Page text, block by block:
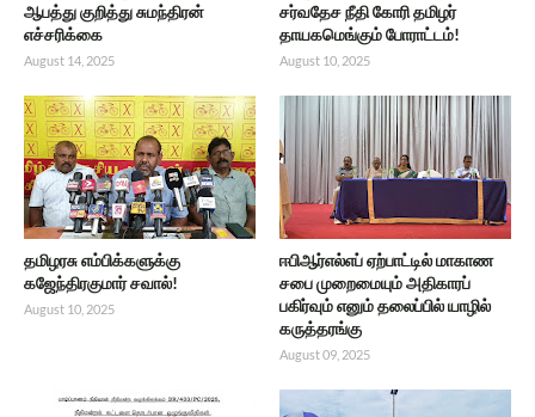
ஆபத்து குறித்து சுமந்திரன்
எச்சரிக்கை
August 14, 2025
சர்வதேச நீதி கோரி தமிழர்
தாயகமெங்கும் போராட்டம்!
August 10, 2025
தமிழரசு எம்பிக்களுக்கு
கஜேந்திரகுமார் சவால்!
August 10, 2025
ஈபிஆர்எல்எப் ஏற்பாட்டில் மாகாண
சபை முறைமையும் அதிகாரப்
பகிர்வும் எனும் தலைப்பில் யாழில்
கருத்தரங்கு
August 09, 2025